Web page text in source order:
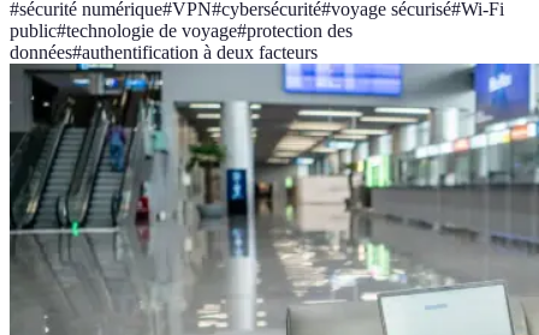
#sécurité numérique#VPN#cybersécurité#voyage sécurisé#Wi-Fi
public#technologie de voyage#protection des
données#authentification à deux facteurs